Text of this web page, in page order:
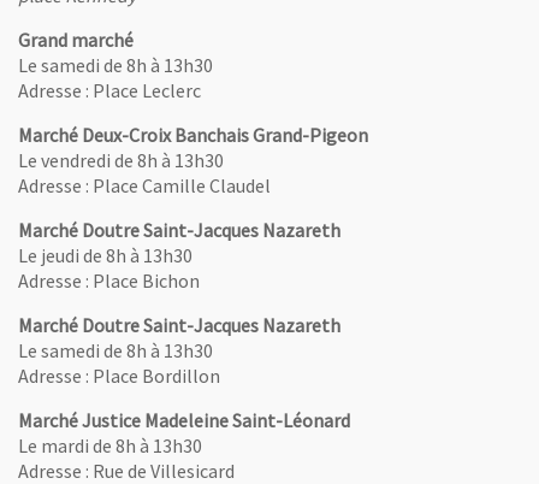
Grand marché
Le samedi de 8h à 13h30
Adresse : Place Leclerc
Marché Deux-Croix Banchais Grand-Pigeon
Le vendredi de 8h à 13h30
Adresse : Place Camille Claudel
Marché Doutre Saint-Jacques Nazareth
Le jeudi de 8h à 13h30
Adresse : Place Bichon
Marché Doutre Saint-Jacques Nazareth
Le samedi de 8h à 13h30
Adresse : Place Bordillon
Marché Justice Madeleine Saint-Léonard
Le mardi de 8h à 13h30
Adresse : Rue de Villesicard